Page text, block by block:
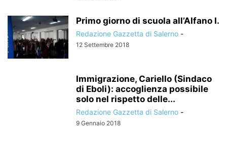
Primo giorno di scuola all’Alfano I.
Redazione Gazzetta di Salerno -
12 Settembre 2018
Immigrazione, Cariello (Sindaco
di Eboli): accoglienza possibile
solo nel rispetto delle...
Redazione Gazzetta di Salerno -
9 Gennaio 2018